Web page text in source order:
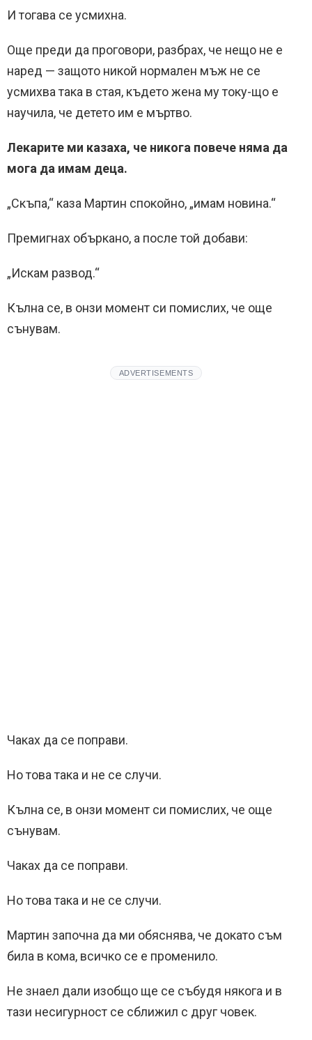
И тогава се усмихна.
Още преди да проговори, разбрах, че нещо не е
наред — защото никой нормален мъж не се
усмихва така в стая, където жена му току-що е
научила, че детето им е мъртво.
Лекарите ми казаха, че никога повече няма да
мога да имам деца.
„Скъпа,“ каза Мартин спокойно, „имам новина.“
Премигнах объркано, а после той добави:
„Искам развод.“
Кълна се, в онзи момент си помислих, че още
сънувам.
ADVERTISEMENTS
Чаках да се поправи.
Но това така и не се случи.
Кълна се, в онзи момент си помислих, че още
сънувам.
Чаках да се поправи.
Но това така и не се случи.
Мартин започна да ми обяснява, че докато съм
била в кома, всичко се е променило.
Не знаел дали изобщо ще се събудя някога и в
тази несигурност се сближил с друг човек.